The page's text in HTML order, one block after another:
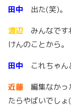
田中
出た(笑)。
渡辺
みんなで
けんのことから。
田中 これちゃん
近藤
編集なかっ
たらやばいでしょ(